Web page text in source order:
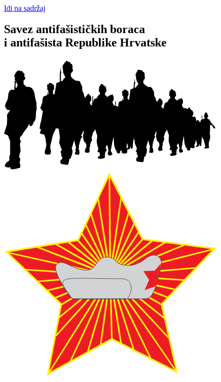
Idi na sadržaj
Savez antifašističkih boraca
i antifašista Republike Hrvatske